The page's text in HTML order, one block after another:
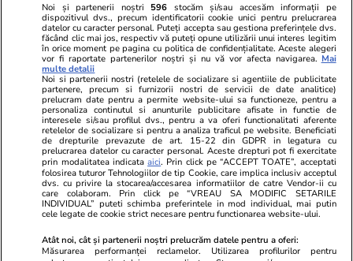
Ringier România
Libertatea pentru
Unica.ro
Program TV
Avantaje
ELLE
Gazeta Sporturilor
Stiri mondene
Calculator sarcina
Ajută Copiii
Locuri de muncă
Imobiliare.ro
Jobradar24
Imoradar24
Colecții Libertatea
Pariază responsabil! Decizia ONJN nr. 821/25.09.2025.
Jocurile de noroc sunt interzise minorilor.
Noi și partenerii noștri 596 stocăm și/sau accesăm informații pe
dispozitivul dvs., precum identificatorii cookie unici pentru prelucrarea
datelor cu caracter personal. Puteți accepta sau gestiona preferințele dvs.
făcând clic mai jos, respectiv vă puteți opune utilizării unui interes legitim
în orice moment pe pagina cu politica de confidențialitate. Aceste alegeri
vor fi raportate partenerilor noștri și nu vă vor afecta navigarea. Mai
multe detalii
Noi si partenerii nostri (retelele de socializare si agentiile de publicitate
partenere, precum si furnizorii nostri de servicii de date analitice)
prelucram date pentru a permite website-ului sa functioneze, pentru a
personaliza continutul si anunturile publicitare afisate in functie de
interesele si/sau profilul dvs., pentru a va oferi functionalitati aferente
retelelor de socializare si pentru a analiza traficul pe website. Beneficiati
de drepturile prevazute de art. 15-22 din GDPR in legatura cu
prelucrarea datelor cu caracter personal. Aceste drepturi pot fi exercitate
prin modalitatea indicataaici. Prin click pe “ACCEPT TOATE”, acceptati
folosirea tuturor Tehnologiilor de tip Cookie, care implica inclusiv acceptul
dvs. cu privire la stocarea/accesarea informatiilor de catre Vendor-ii cu
care colaboram. Prin click pe “VREAU SA MODIFIC SETARILE
INDIVIDUAL” puteti schimba preferintele in mod individual, mai putin
cele legate de cookie strict necesare pentru functionarea website-ului.
Atât noi, cât și partenerii noștri prelucrăm datele pentru a oferi:
Măsurarea performanței reclamelor. Utilizarea profilurilor pentru